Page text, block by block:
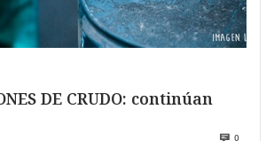
DE CRUDO: continúan
0